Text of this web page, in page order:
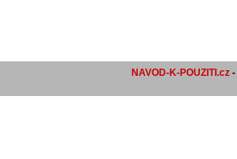
NAVOD-K-POUZITI.cz